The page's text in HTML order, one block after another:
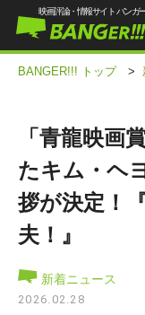
映画評論・情報サイト バンガ
BANGER!!! トップ >
「青龍映画
たキム・ヘ
拶が決定！
夫！』
新着ニュース
2026.02.28